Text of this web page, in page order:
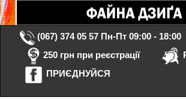
(067) 374 05 57 Пн-Пт 09:00 - 18:00
250 грн при реєстрації
ПРИЄДНУЙСЯ